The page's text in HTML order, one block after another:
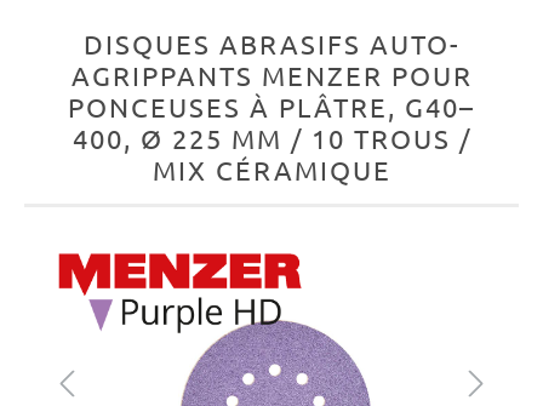
DISQUES ABRASIFS AUTO-
AGRIPPANTS MENZER POUR
PONCEUSES À PLÂTRE, G40–
400, Ø 225 MM / 10 TROUS /
MIX CÉRAMIQUE
Ignorer la galerie d'images